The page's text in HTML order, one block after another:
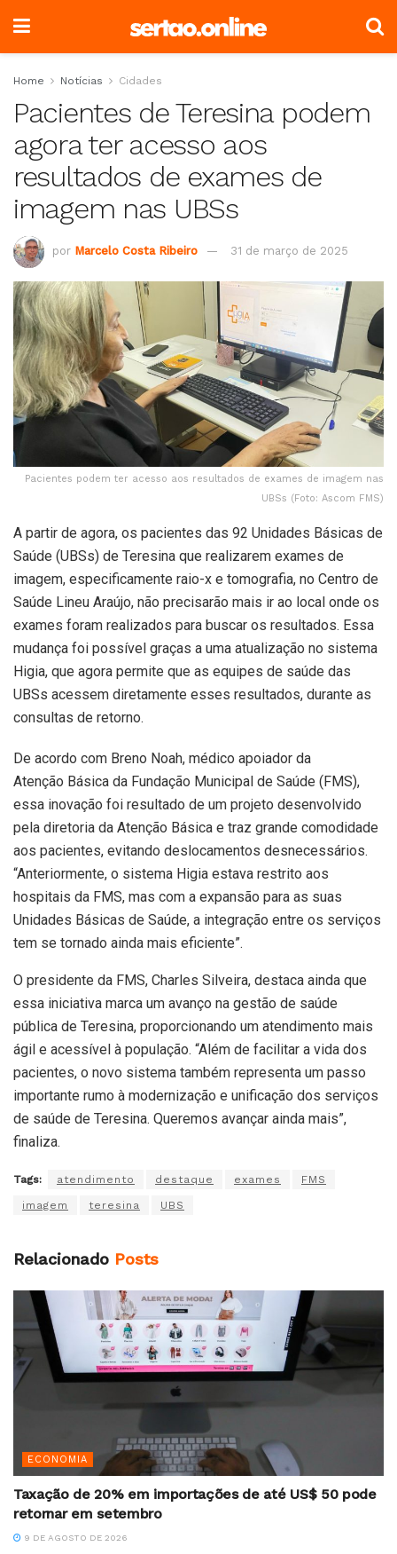
Home Notícias Cidades
Pacientes de Teresina podem
agora ter acesso aos
resultados de exames de
imagem nas UBSs
por Marcelo Costa Ribeiro 31 de março de 2025
Pacientes podem ter acesso aos resultados de exames de imagem nas
UBSs (Foto: Ascom FMS)
A partir de agora, os pacientes das 92 Unidades Básicas de
Saúde (UBSs) de Teresina que realizarem exames de
imagem, especificamente raio-x e tomografia, no Centro de
Saúde Lineu Araújo, não precisarão mais ir ao local onde os
exames foram realizados para buscar os resultados. Essa
mudança foi possível graças a uma atualização no sistema
Higia, que agora permite que as equipes de saúde das
UBSs acessem diretamente esses resultados, durante as
consultas de retorno.
De acordo com Breno Noah, médico apoiador da
Atenção Básica da Fundação Municipal de Saúde (FMS),
essa inovação foi resultado de um projeto desenvolvido
pela diretoria da Atenção Básica e traz grande comodidade
aos pacientes, evitando deslocamentos desnecessários.
“Anteriormente, o sistema Higia estava restrito aos
hospitais da FMS, mas com a expansão para as suas
Unidades Básicas de Saúde, a integração entre os serviços
tem se tornado ainda mais eficiente”.
O presidente da FMS, Charles Silveira, destaca ainda que
essa iniciativa marca um avanço na gestão de saúde
pública de Teresina, proporcionando um atendimento mais
ágil e acessível à população. “Além de facilitar a vida dos
pacientes, o novo sistema também representa um passo
importante rumo à modernização e unificação dos serviços
de saúde de Teresina. Queremos avançar ainda mais”,
finaliza.
Tags: atendimento destaque exames FMS
imagem teresina UBS
Relacionado Posts
ECONOMIA
Taxação de 20% em importações de até US$ 50 pode
retornar em setembro
9 DE AGOSTO DE 2026